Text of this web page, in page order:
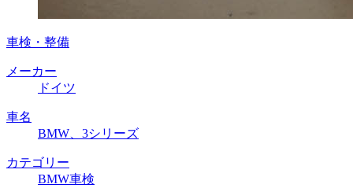
車検・整備
メーカー
ドイツ
車名
BMW、3シリーズ
カテゴリー
BMW車検